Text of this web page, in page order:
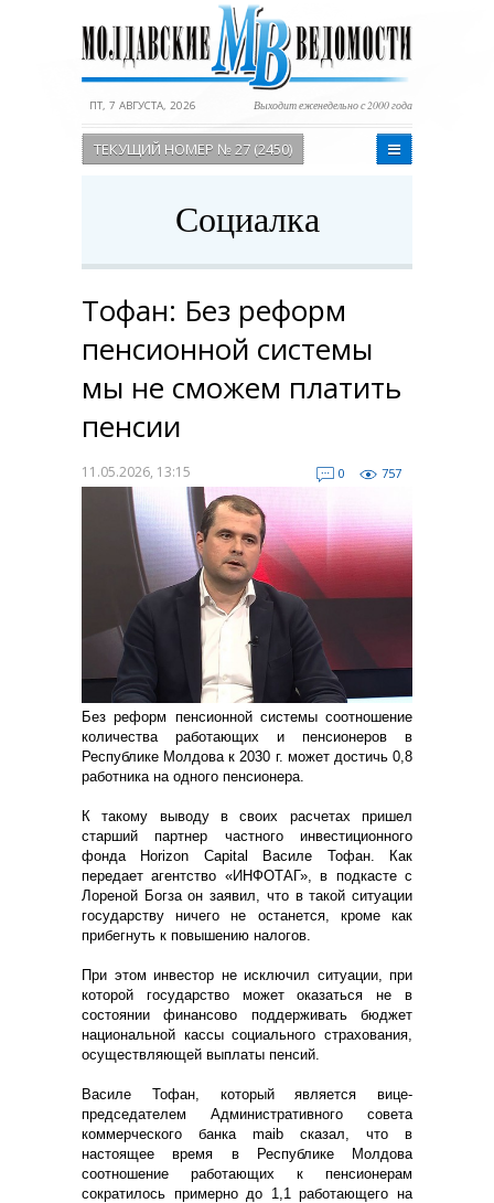
ПТ, 7 АВГУСТА, 2026 Выходит еженедельно с 2000 года
ТЕКУЩИЙ НОМЕР № 27 (2450)
Социалка
Тофан: Без реформ
пенсионной системы
мы не сможем платить
пенсии
11.05.2026, 13:15 0 757
Без реформ пенсионной системы соотношение
количества работающих и пенсионеров в
Республике Молдова к 2030 г. может достичь 0,8
работника на одного пенсионера.
К такому выводу в своих расчетах пришел
старший партнер частного инвестиционного
фонда Horizon Capital Василе Тофан. Как
передает агентство «ИНФОТАГ», в подкасте с
Лореной Богза он заявил, что в такой ситуации
государству ничего не останется, кроме как
прибегнуть к повышению налогов.
При этом инвестор не исключил ситуации, при
которой государство может оказаться не в
состоянии финансово поддерживать бюджет
национальной кассы социального страхования,
осуществляющей выплаты пенсий.
Василе Тофан, который является вице-
председателем Административного совета
коммерческого банка maib сказал, что в
настоящее время в Республике Молдова
соотношение работающих к пенсионерам
сократилось примерно до 1,1 работающего на